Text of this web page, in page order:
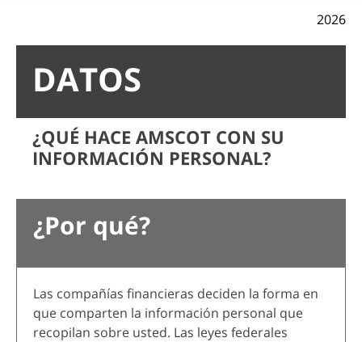
2026
DATOS
¿QUÉ HACE AMSCOT CON SU
INFORMACIÓN PERSONAL?
¿Por qué?
Las compañías financieras deciden la forma en
que comparten la información personal que
recopilan sobre usted. Las leyes federales